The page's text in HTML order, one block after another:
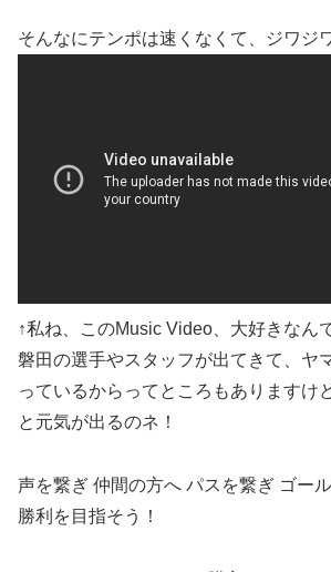
そんなにテンポは速くなくて、ジワジ
↑私ね、このMusic Video、大好きなん
磐田の選手やスタッフが出てきて、ヤ
っているからってところもありますけ
と元気が出るのネ！
声を繋ぎ 仲間の方へ パスを繋ぎ ゴー
勝利を目指そう！